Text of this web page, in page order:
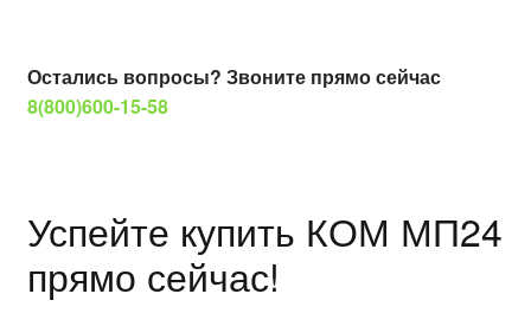
Остались вопросы? Звоните прямо сейчас
8(800)600-15-58
Успейте купить КОМ МП24
прямо сейчас!